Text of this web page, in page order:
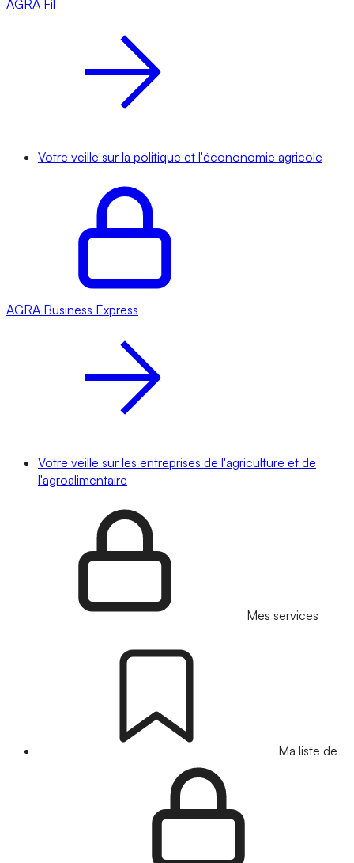
AGRA Fil
Votre veille sur la politique et l'écononomie agricole
AGRA Business Express
Votre veille sur les entreprises de l'agriculture et de
l'agroalimentaire
Mes services
Ma liste de